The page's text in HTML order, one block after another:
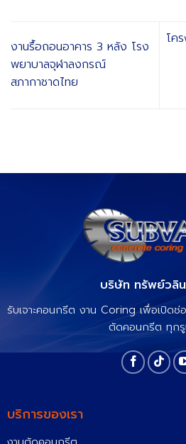
งานรื้อถอนอาคาร 3 หลัง โรง
พยาบาลจุฬาลงกรณ์
สภากาชาดไทย
โค
บริษัท ทรัพย์วลิ
รับเจาะคอนกรีต งาน Coring เพื่อเปิด
ตัดคอนกรีต ทุก
บริการของเรา